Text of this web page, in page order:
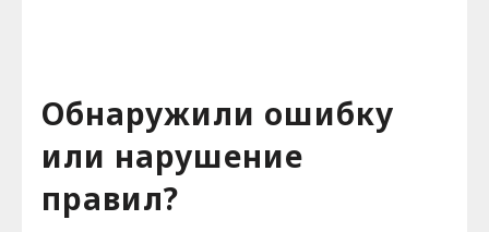
Обнаружили ошибку
или нарушение
правил?